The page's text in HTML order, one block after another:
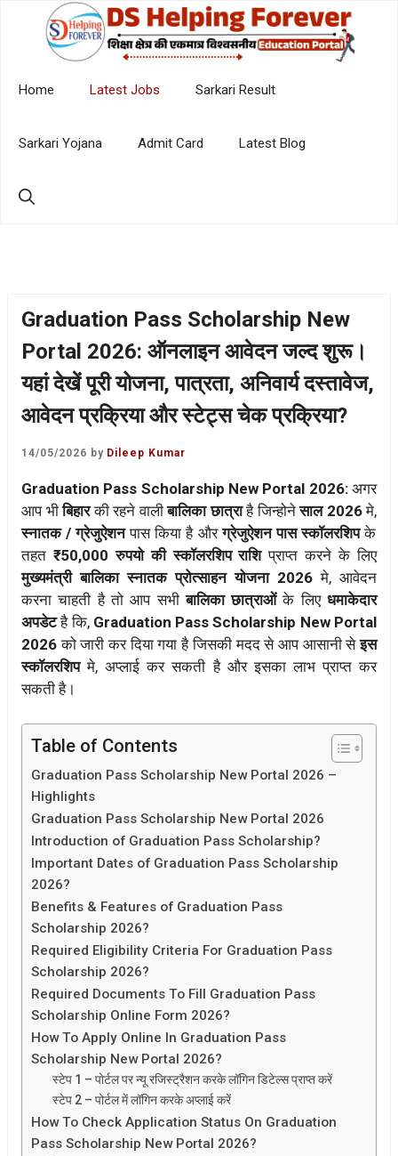
Home Latest Jobs Sarkari Result
Sarkari Yojana Admit Card Latest Blog
Graduation Pass Scholarship New
Portal 2026: ऑनलाइन आवेदन जल्द शुरू।
यहां देखें पूरी योजना, पात्रता, अनिवार्य दस्तावेज,
आवेदन प्रक्रिया और स्टेट्स चेक प्रक्रिया?
14/05/2026 by Dileep Kumar
Graduation Pass Scholarship New Portal 2026: अगर
आप भीबिहारकी रहने वालीबालिका छात्राहै जिन्होनेसाल 2026मे,
स्नातक / ग्रेजुऐशनपास किया है औरग्रेजुऐशन पास स्कॉलरशिपके
तहत ₹ 50,000 रुपयो की स्कॉलरशिप राशिप्राप्त करने के लिए
मुख्यमंत्री बालिका स्नातक प्रोत्साहन योजना 2026मे, आवेदन
करना चाहती है तो आप सभीबालिका छात्राओंके लिएधमाकेदार
अपडेटहै कि, Graduation Pass Scholarship New Portal
2026को जारी कर दिया गया है जिसकी मदद से आप आसानी सेइस
स्कॉलरशिपमे, अप्लाई कर सकती है और इसका लाभ प्राप्त कर
सकती है।
Table of Contents
Graduation Pass Scholarship New Portal 2026 –
Highlights
Graduation Pass Scholarship New Portal 2026
Introduction of Graduation Pass Scholarship?
Important Dates of Graduation Pass Scholarship
2026?
Benefits & Features of Graduation Pass
Scholarship 2026?
Required Eligibility Criteria For Graduation Pass
Scholarship 2026?
Required Documents To Fill Graduation Pass
Scholarship Online Form 2026?
How To Apply Online In Graduation Pass
Scholarship New Portal 2026?
स्टेप 1 – पोर्टल पर न्यू रजिस्ट्रैशन करके लॉगिन डिटेल्स प्राप्त करें
स्टेप 2 – पोर्टल में लॉगिन करके अप्लाई करें
How To Check Application Status On Graduation
Pass Scholarship New Portal 2026?